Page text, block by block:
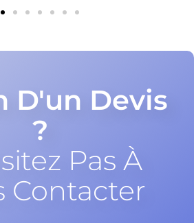
D'un Devis
?
Pas À
Contacter